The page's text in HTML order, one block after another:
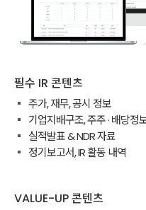
필수 IR 콘텐츠
주가, 재무, 공시 정보
기업지배구조, 주주 · 배당정
실적발표 & NDR 자료
정기보고서, IR 활동 내역
VALUE-UP 콘텐츠